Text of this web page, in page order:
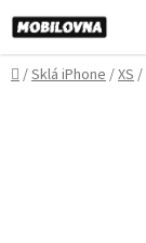
Prejsť
na
obsah
Domov
/Sklá iPhone/XS/